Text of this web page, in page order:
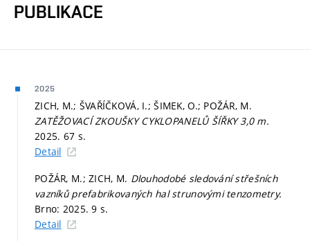
PUBLIKACE
2025
ZICH, M.; ŠVAŘÍČKOVÁ, I.; ŠIMEK, O.; POŽÁR, M.
ZATĚŽOVACÍ ZKOUŠKY CYKLOPANELŮ ŠÍŘKY 3,0 m.
2025. 67 s.
Detail
POŽÁR, M.; ZICH, M. Dlouhodobé sledování střešních
vazníků prefabrikovaných hal strunovými tenzometry.
Brno: 2025. 9 s.
Detail